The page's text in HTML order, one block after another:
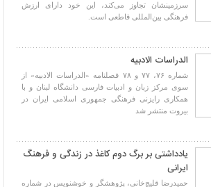
سرزمینشان تجاوز می‌‏کند، این خود داراى ارزش
فرهنگى بین‌‏المللى قاطعى است.
الدراسات الادبیه
شماره ۷۶، ۷۷ و ۷۸ فصلنامه «الدراسات الادبیه» از
سوی مرکز زبان و ادبیات فارسی دانشگاه لبنان و با
همکاری رایزنی فرهنگی جمهوری اسلامی ایران در
بیروت منتشر شد
یادداشتی بر برگ دوم کاغذ در زندگی و فرهنگ
ایرانی
حمیدرضا قلیچ‌خانی، پژوهشگر و خوشنویس در شماره